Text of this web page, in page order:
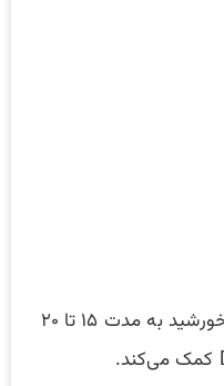
قرار گرفتن در معرض نور خورشید به مدت ۱۵ تا ۲۰